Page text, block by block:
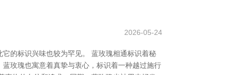
2026-05-24
的标识兴味也较为罕见。 蓝玫瑰相通标识着秘
玫瑰也寓意着真挚与衷心，标识着一种越过施行